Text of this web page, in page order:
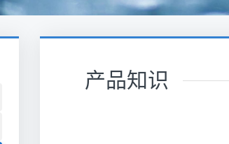
产品知识